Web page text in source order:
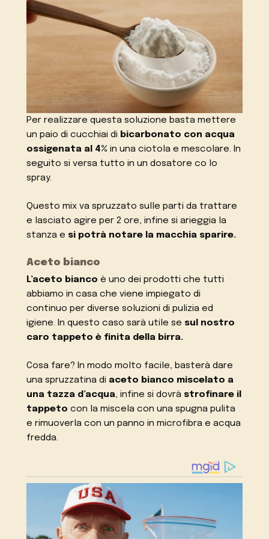
Per realizzare questa soluzione basta mettere
un paio di cucchiai di bicarbonato con acqua
ossigenata al 4% in una ciotola e mescolare. In
seguito si versa tutto in un dosatore co lo
spray.
Questo mix va spruzzato sulle parti da trattare
e lasciato agire per 2 ore, infine si arieggia la
stanza e si potrà notare la macchia sparire.
Aceto bianco
L’aceto bianco è uno dei prodotti che tutti
abbiamo in casa che viene impiegato di
continuo per diverse soluzioni di pulizia ed
igiene. In questo caso sarà utile se sul nostro
caro tappeto è finita della birra.
Cosa fare? In modo molto facile, basterà dare
una spruzzatina di aceto bianco miscelato a
una tazza d’acqua, infine si dovrà strofinare il
tappetocon la miscela con una spugna pulita
e rimuoverla con un panno in microfibra e acqua
fredda.